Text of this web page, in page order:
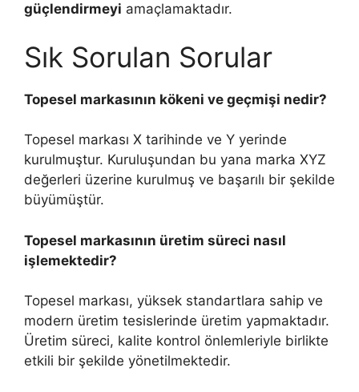
güçlendirmeyi amaçlamaktadır.
Sık Sorulan Sorular
Topesel markasının kökeni ve geçmişi nedir?
Topesel markası X tarihinde ve Y yerinde
kurulmuştur. Kuruluşundan bu yana marka XYZ
değerleri üzerine kurulmuş ve başarılı bir şekilde
büyümüştür.
Topesel markasının üretim süreci nasıl
işlemektedir?
Topesel markası, yüksek standartlara sahip ve
modern üretim tesislerinde üretim yapmaktadır.
Üretim süreci, kalite kontrol önlemleriyle birlikte
etkili bir şekilde yönetilmektedir.